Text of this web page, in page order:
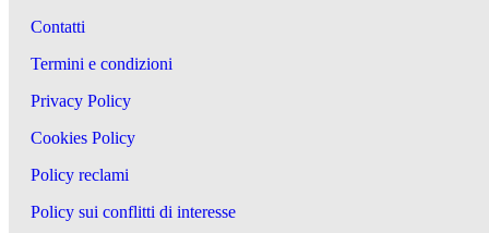
Contatti
Termini e condizioni
Privacy Policy
Cookies Policy
Policy reclami
Policy sui conflitti di interesse